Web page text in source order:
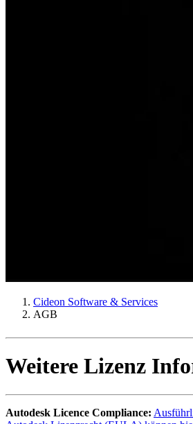
Cideon Software & Services
AGB
Weitere Lizenz
Autodesk Licence Compliance: